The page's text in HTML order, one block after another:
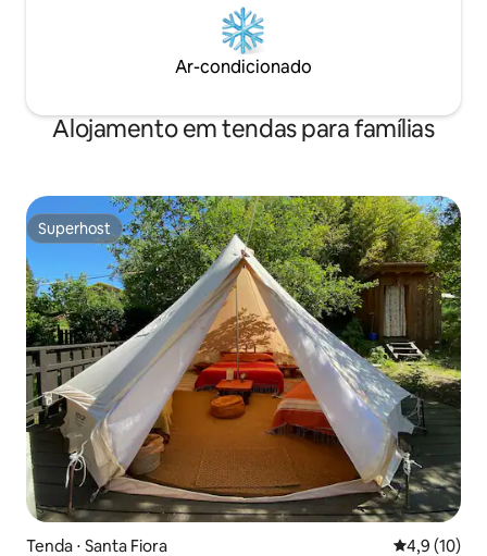
Ar-condicionado
Alojamento em tendas para famílias
Superhost
Superhost
Tenda ⋅ Santa Fiora 4,9 de uma
4,9 (10)